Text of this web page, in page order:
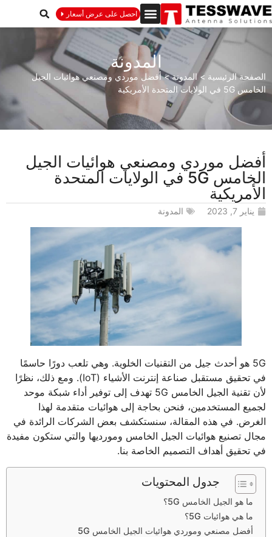
احصل على عرض أسعار
المدونة
الصفحة الرئيسية >المدونة>أفضل موردي ومصنعي هوائيات الجيل
الخامس 5G في الولايات المتحدة الأمريكية
أفضل موردي ومصنعي هوائيات الجيل
الخامس 5G في الولايات المتحدة
الأمريكية
يناير 7, 2023 المدونة
5G هو أحدث جيل من التقنيات الخلوية. وهي تلعب دورًا حاسمًا
في تحقيق مستقبل صناعة إنترنت الأشياء (IoT). ومع ذلك، نظرًا
لأن تقنية الجيل الخامس 5G تهدف إلى توفير أداء شبكة موحد
لجميع المستخدمين، فنحن بحاجة إلى هوائيات متقدمة لهذا
الغرض. في هذه المقالة، سنستكشف بعض الشركات الرائدة في
مجال تصنيع هوائيات الجيل الخامس ومورديها والتي ستكون مفيدة
في تحقيق أهداف التصميم الخاصة بنا.
جدول المحتويات
ما هو الجيل الخامس 5G؟
ما هي هوائيات 5G؟
أفضل مصنعي وموردي هوائيات الجيل الخامس 5G